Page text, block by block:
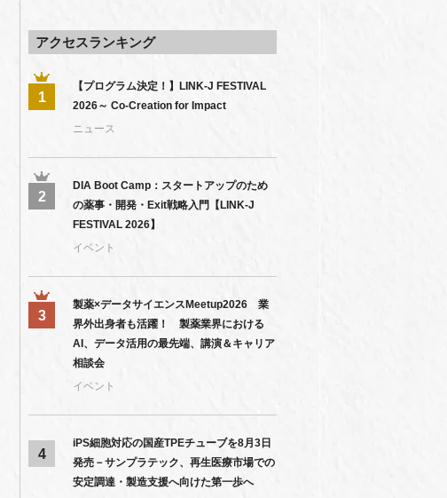
アクセスランキング
1
【プログラム決定！】LINK-J FESTIVAL
2026～ Co-Creation for Impact
ニュース
2
DIA Boot Camp：スタートアップのため
の薬事・開発・Exit戦略入門【LINK-J
FESTIVAL 2026】
イベント
3
製薬×データサイエンスMeetup2026 業
界外出身者も活躍！ 製薬業界における
AI、データ活用の最先端、講演＆キャリア
相談会
イベント
4
iPS細胞対応の国産TPEチューブを8月3日
発売－サンプラテック、再生医療市場での
安定調達・製造支援へ向けた第一歩へ